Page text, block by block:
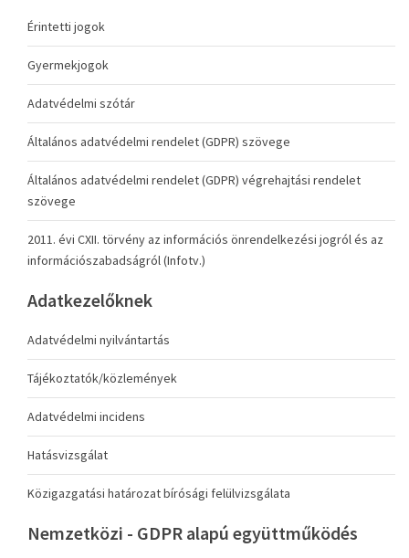
Érintetti jogok
Gyermekjogok
Adatvédelmi szótár
Általános adatvédelmi rendelet (GDPR) szövege
Általános adatvédelmi rendelet (GDPR) végrehajtási rendelet
szövege
2011. évi CXII. törvény az információs önrendelkezési jogról és az
információszabadságról (Infotv.)
Adatkezelőknek
Adatvédelmi nyilvántartás
Tájékoztatók/közlemények
Adatvédelmi incidens
Hatásvizsgálat
Közigazgatási határozat bírósági felülvizsgálata
Nemzetközi - GDPR alapú együttműködés